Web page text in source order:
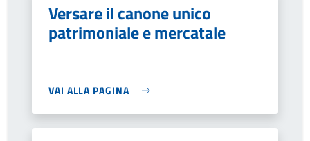
Versare il canone unico
patrimoniale e mercatale
VAI ALLA PAGINA